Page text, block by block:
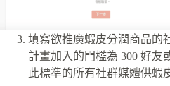
填寫欲推廣蝦皮分潤商品的
計畫加入的門檻為 300 好友
此標準的所有社群媒體供蝦